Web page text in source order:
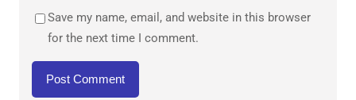
Save my name, email, and website in this browser
for the next time I comment.